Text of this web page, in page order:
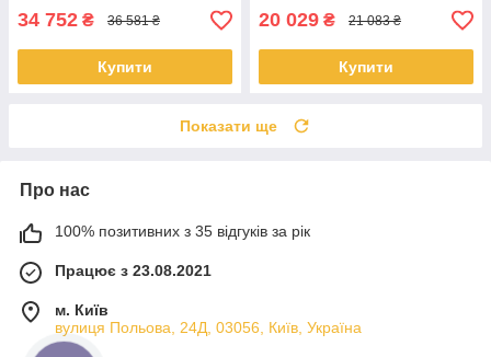
34 752 ₴ 36 581 ₴
Купити
20 029 ₴ 21 083 ₴
Купити
Показати ще
Про нас
100% позитивних з 35 відгуків за рік
Працює з 23.08.2021
м. Київ
вулиця Польова, 24Д, 03056, Київ, Україна